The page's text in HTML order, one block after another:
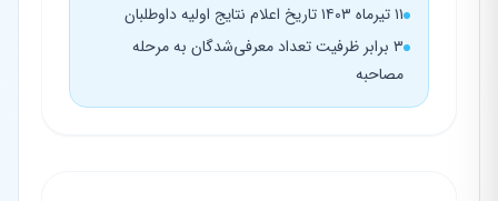
۱۱ تیرماه ۱۴۰۳ تاریخ اعلام نتایج اولیه داوطلبان
۳ برابر ظرفیت تعداد معرفی‌شدگان به مرحله
مصاحبه